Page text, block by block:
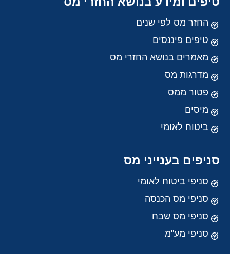
החזר מס לפי שנים
טיפים פיננסים
מאמרים בנושא החזרי מס
מדרגות מס
פטור ממס
מיסים
ביטוח לאומי
סניפים בענייני מס
סניפי ביטוח לאומי
סניפי מס הכנסה
סניפי מס שבח
סניפי מע"מ